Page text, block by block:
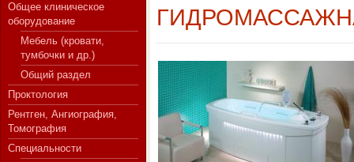
Общее клиническое
оборудование
Мебель (кровати,
тумбочки и др.)
Общий раздел
Проктология
Рентген, Ангиография,
Томография
Специальности